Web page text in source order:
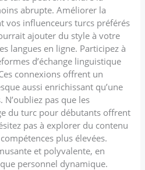
abrupte. Améliorer la
vos influenceurs turcs préférés
ajouter du style à votre
langues en ligne. Participez à
d’échange linguistique
connexions offrent un
aussi enrichissant qu’une
pas que les
du turc pour débutants offrent
pas à explorer du contenu
plus élevées.
et polyvalente, en
personnel dynamique.